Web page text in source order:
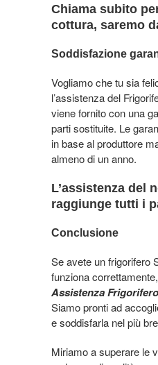
Chiama subito
cottura, saremo
Soddisfazione
Vogliamo che tu sia
l’assistenza del
viene fornito con una
parti sostituite. Le
in base al produttore
almeno di un anno.
L’assistenza del
raggiunge tutti i
Conclusione
Se avete un frigorifero
funziona
Assistenza
Siamo pronti ad
e soddisfarla nel più
Miriamo a superare le